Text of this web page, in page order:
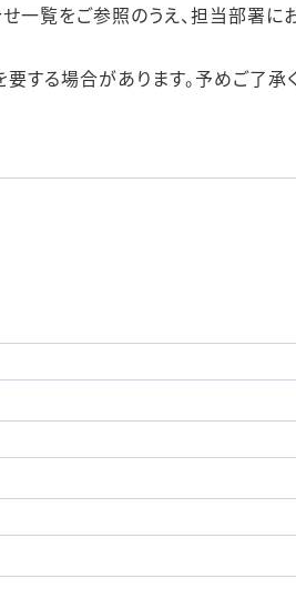
一覧をご参照のうえ、担当部署に
する場合があります。予めご了承